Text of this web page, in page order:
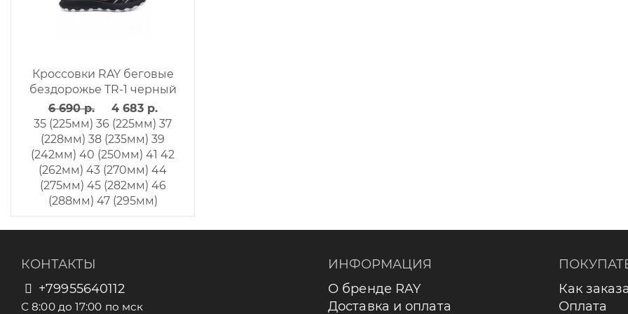
Кроссовки RAY беговые
бездорожье TR-1 черный
6 690 р.
4 683 р.
35 (225мм) 36 (225мм) 37
(228мм) 38 (235мм) 39
(242мм) 40 (250мм) 41 42
(262мм) 43 (270мм) 44
(275мм) 45 (282мм) 46
(288мм) 47 (295мм)
КОНТАКТЫ
+79955640112
С 8:00 до 17:00 по мск
ИНФОРМАЦИЯ
О бренде RAY
Доставка и оплата
Как
Оплата